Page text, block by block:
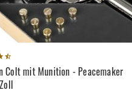
Colt mit Munition - Peacemaker